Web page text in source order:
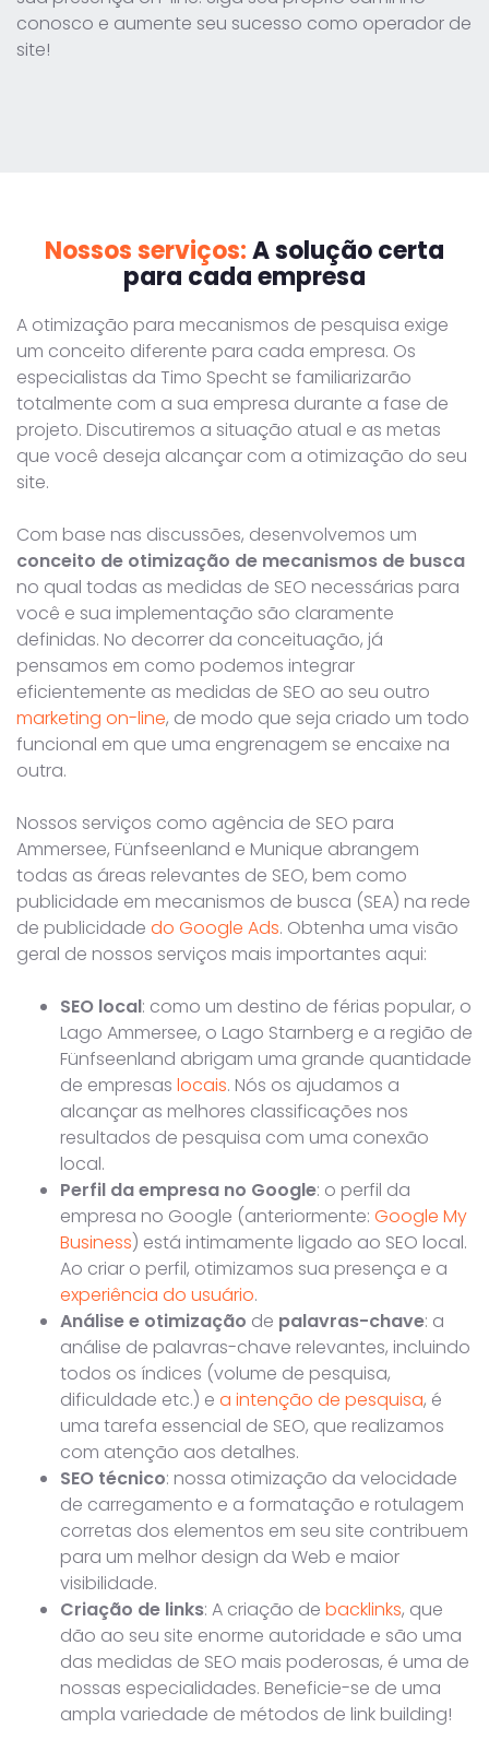
conosco e aumente seu sucesso como operador de
site!
Nossos serviços:A solução certa
para cada empresa
A otimização para mecanismos de pesquisa exige
um conceito diferente para cada empresa. Os
especialistas da Timo Specht se familiarizarão
totalmente com a sua empresa durante a fase de
projeto. Discutiremos a situação atual e as metas
que você deseja alcançar com a otimização do seu
site.
Com base nas discussões, desenvolvemos um
conceito de otimização de mecanismos de busca
no qual todas as medidas de SEO necessárias para
você e sua implementação são claramente
definidas. No decorrer da conceituação, já
pensamos em como podemos integrar
eficientemente as medidas de SEO ao seu outro
marketing on-line, de modo que seja criado um todo
funcional em que uma engrenagem se encaixe na
outra.
Nossos serviços como agência de SEO para
Ammersee, Fünfseenland e Munique abrangem
todas as áreas relevantes de SEO, bem como
publicidade em mecanismos de busca (SEA) na rede
de publicidade do Google Ads. Obtenha uma visão
geral de nossos serviços mais importantes aqui:
SEO local: como um destino de férias popular, o
Lago Ammersee, o Lago Starnberg e a região de
Fünfseenland abrigam uma grande quantidade
de empresas locais. Nós os ajudamos a
alcançar as melhores classificações nos
resultados de pesquisa com uma conexão
local.
Perfil da empresa no Google: o perfil da
empresa no Google (anteriormente: Google My
Business) está intimamente ligado ao SEO local.
Ao criar o perfil, otimizamos sua presença e a
experiência do usuário.
Análise e otimização de palavras-chave: a
análise de palavras-chave relevantes, incluindo
todos os índices (volume de pesquisa,
dificuldade etc.) e a intenção de pesquisa, é
uma tarefa essencial de SEO, que realizamos
com atenção aos detalhes.
SEO técnico: nossa otimização da velocidade
de carregamento e a formatação e rotulagem
corretas dos elementos em seu site contribuem
para um melhor design da Web e maior
visibilidade.
Criação de links: A criação de backlinks, que
dão ao seu site enorme autoridade e são uma
das medidas de SEO mais poderosas, é uma de
nossas especialidades. Beneficie-se de uma
ampla variedade de métodos de link building!